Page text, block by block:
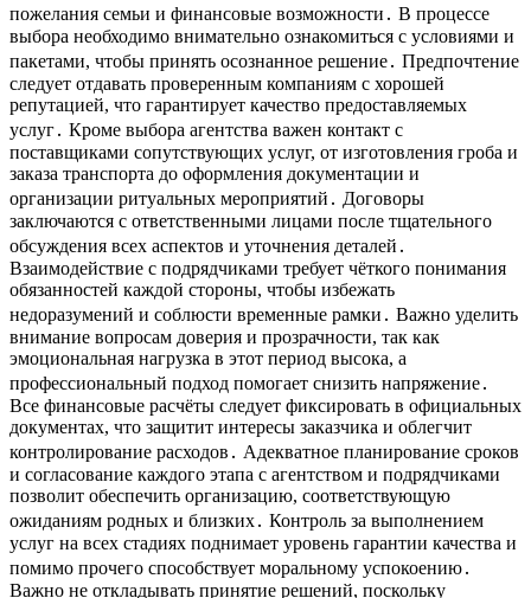
пожелания семьи и финансовые возможности․ В процессе
выбора необходимо внимательно ознакомиться с условиями и
пакетами, чтобы принять осознанное решение․ Предпочтение
следует отдавать проверенным компаниям с хорошей
репутацией, что гарантирует качество предоставляемых
услуг․ Кроме выбора агентства важен контакт с
поставщиками сопутствующих услуг, от изготовления гроба и
заказа транспорта до оформления документации и
организации ритуальных мероприятий․ Договоры
заключаются с ответственными лицами после тщательного
обсуждения всех аспектов и уточнения деталей․
Взаимодействие с подрядчиками требует чёткого понимания
обязанностей каждой стороны, чтобы избежать
недоразумений и соблюсти временные рамки․ Важно уделить
внимание вопросам доверия и прозрачности, так как
эмоциональная нагрузка в этот период высока, а
профессиональный подход помогает снизить напряжение․
Все финансовые расчёты следует фиксировать в официальных
документах, что защитит интересы заказчика и облегчит
контролирование расходов․ Адекватное планирование сроков
и согласование каждого этапа с агентством и подрядчиками
позволит обеспечить организацию, соответствующую
ожиданиям родных и близких․ Контроль за выполнением
услуг на всех стадиях поднимает уровень гарантии качества и
помимо прочего способствует моральному успокоению․
Важно не откладывать принятие решений, поскольку